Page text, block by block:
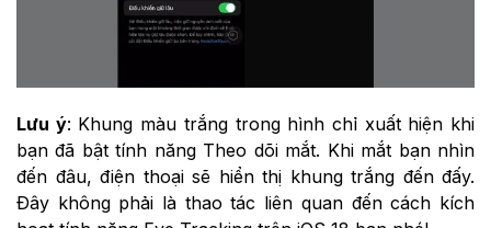
Lưu ý: Khung màu trắng trong hình chỉ xuất hiện khi
bạn đã bật tính năng Theo dõi mắt. Khi mắt bạn nhìn
đến đâu, điện thoại sẽ hiển thị khung trắng đến đấy.
Đây không phải là thao tác liên quan đến cách kích